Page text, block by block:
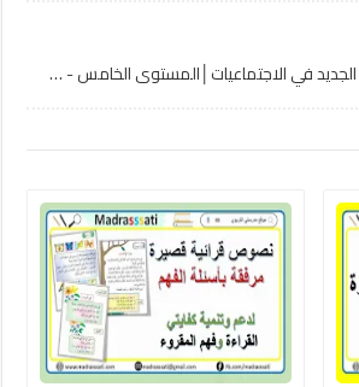
دليل الأستاذ│الجديد في الاجتماعيات│المستوى الخامس - طبعة شتنبر 2020